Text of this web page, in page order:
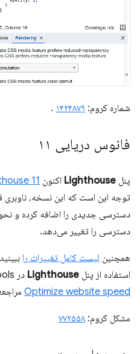
شماره کروم: ۱۴۲۴۸۷۹ .
فانوس دریایی ۱۱
پنل Lighthouse اکنون 11
توجه این است که این نسخه،
دسترسی جدیدی را اضافه کرده و
دسترسی را تغییر می‌دهد.
همچنین لیست کامل تغییرات را
استفاده از پنل Lighthouse در DevTools، به
Optimize website speed
مشکل کروم: ۷۷۲۵۵۸